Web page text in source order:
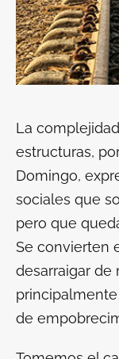
La
estructuras,
Domingo,
sociales que
pero que
Se convierten
desarraigar de
de